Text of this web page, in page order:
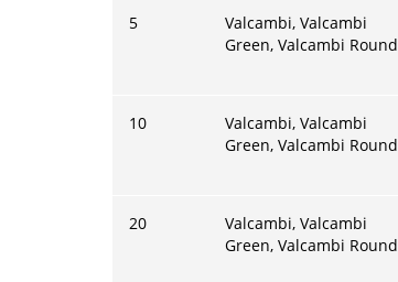
5
Valcambi, Valcambi
Green, Valcambi Round
10
Valcambi, Valcambi
Green, Valcambi Round
20
Valcambi, Valcambi
Green, Valcambi Round